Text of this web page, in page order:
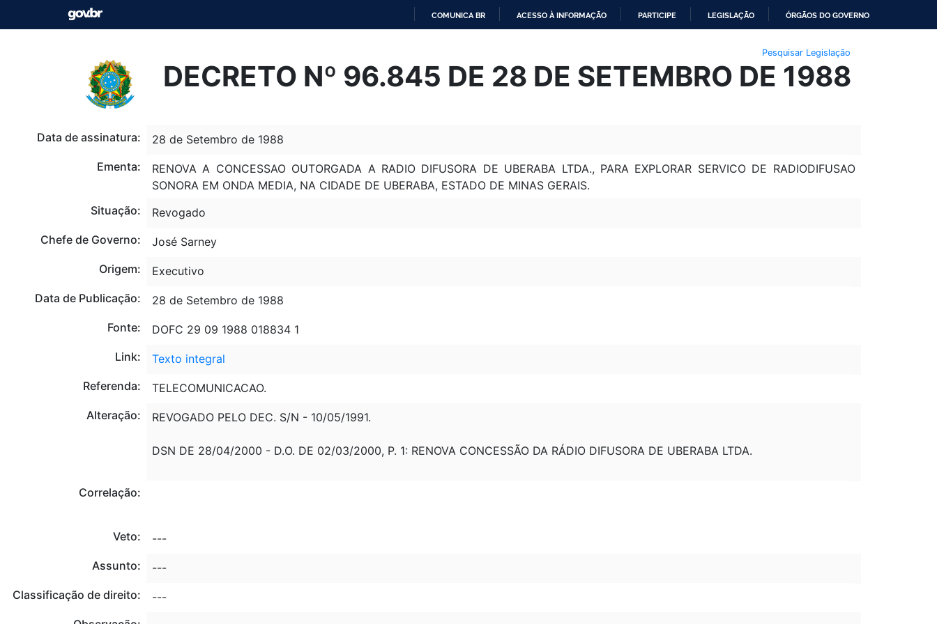
O
CONTEÚDO
COMUNICA BR ACESSO À INFORMAÇÃO PARTICIPE LEGISLAÇÃO ÓRGÃOS DO GOVERNO
Pesquisar Legislação
DECRETO Nº 96.845 DE 28 DE SETEMBRO DE 1988
Data de assinatura:
28 de Setembro de 1988
Ementa:
RENOVA A CONCESSAO OUTORGADA A RADIO DIFUSORA DE UBERABA LTDA., PARA EXPLORAR SERVICO DE RADIODIFUSAO
SONORA EM ONDA MEDIA, NA CIDADE DE UBERABA, ESTADO DE MINAS GERAIS.
Situação:
Revogado
Chefe de Governo:
José Sarney
Origem:
Executivo
Data de Publicação:
28 de Setembro de 1988
Fonte:
DOFC 29 09 1988 018834 1
Link:
Texto integral
Referenda:
TELECOMUNICACAO.
Alteração:
REVOGADO PELO DEC. S/N - 10/05/1991.
DSN DE 28/04/2000 - D.O. DE 02/03/2000, P. 1: RENOVA CONCESSÃO DA RÁDIO DIFUSORA DE UBERABA LTDA.
Correlação:
Veto:
---
Assunto:
---
Classificação de direito:
---